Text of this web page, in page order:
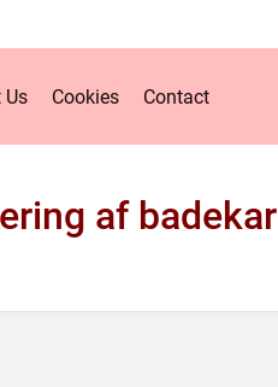
Us Cookies Contact
af badekar